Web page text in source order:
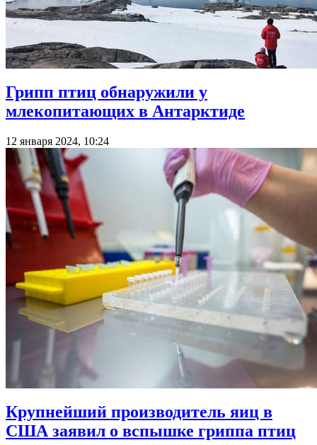
Грипп птиц обнаружили у
млекопитающих в Антарктиде
12 января 2024, 10:24
Крупнейший производитель яиц в
США заявил о вспышке гриппа птиц